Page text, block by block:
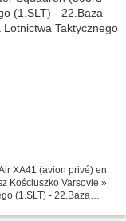
XA41 (avion privé) en
Kościuszko Varsovie »
(1.SLT) - 22.Baza